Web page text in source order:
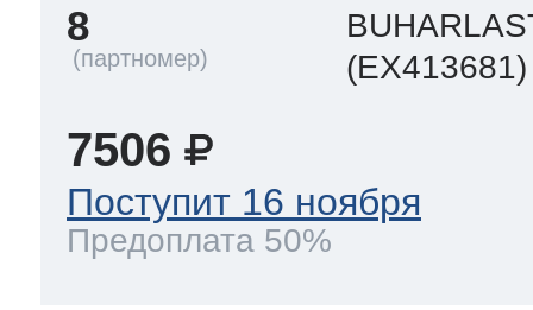
8
(EX413681)
7506
Поступит 16 ноября
Предоплата 50%